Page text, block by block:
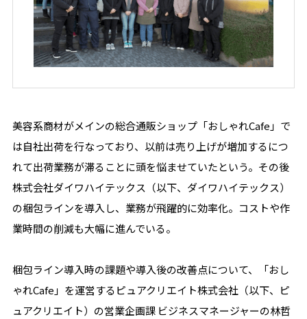
美容系商材がメインの総合通販ショップ「おしゃれCafe」で
は自社出荷を行なっており、以前は売り上げが増加するにつ
れて出荷業務が滞ることに頭を悩ませていたという。その後
株式会社ダイワハイテックス（以下、ダイワハイテックス）
の梱包ラインを導入し、業務が飛躍的に効率化。コストや作
業時間の削減も大幅に進んでいる。
梱包ライン導入時の課題や導入後の改善点について、「おし
ゃれCafe」を運営するピュアクリエイト株式会社（以下、ピ
ュアクリエイト）の営業企画課 ビジネスマネージャーの林哲